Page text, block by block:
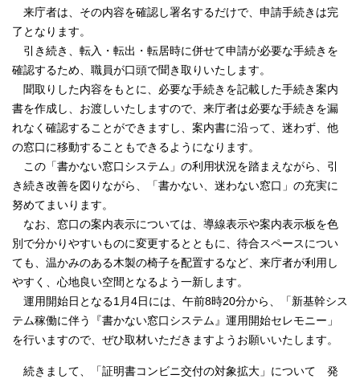
来庁者は、その内容を確認し署名するだけで、申請手続きは完
了となります。
引き続き、転入・転出・転居時に併せて申請が必要な手続きを
確認するため、職員が口頭で聞き取りいたします。
聞取りした内容をもとに、必要な手続きを記載した手続き案内
書を作成し、お渡しいたしますので、来庁者は必要な手続きを漏
れなく確認することができますし、案内書に沿って、迷わず、他
の窓口に移動することもできるようになります。
この「書かない窓口システム」の利用状況を踏まえながら、引
き続き改善を図りながら、「書かない、迷わない窓口」の充実に
努めてまいります。
なお、窓口の案内表示については、導線表示や案内表示板を色
別で分かりやすいものに変更するとともに、待合スペースについ
ても、温かみのある木製の椅子を配置するなど、来庁者が利用し
やすく、心地良い空間となるよう一新します。
運用開始日となる1月4日には、午前8時20分から、「新基幹シス
テム稼働に伴う『書かない窓口システム』運用開始セレモニー」
を行いますので、ぜひ取材いただきますようお願いいたします。
続きまして、「証明書コンビニ交付の対象拡大」について 発